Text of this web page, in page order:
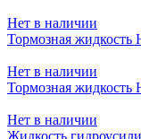
Нет в наличии
Тормозная жидкость
Нет в наличии
Тормозная жидкость
Нет в наличии